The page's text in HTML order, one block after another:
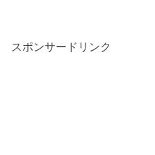
スポンサードリンク